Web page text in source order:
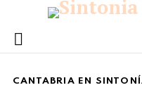
Menu
CANTABRIA EN